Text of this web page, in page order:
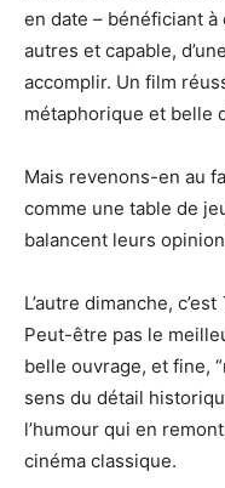
en date – bénéficiant
autres et capable,
accomplir. Un film
métaphorique et belle
Mais revenons-en au
comme une table de
balancent leurs
L’autre dimanche, c’est
Peut-être pas le
belle ouvrage, et fine,
sens du détail
l’humour qui en
cinéma classique.